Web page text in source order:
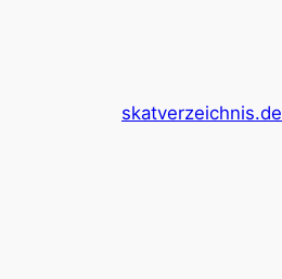
skatverzeichnis.de